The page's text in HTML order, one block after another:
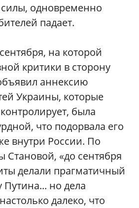
одновременно
падает.
на которой
критики в сторону
аннексию
Украины, которые
была
что подорвала его
внутри России. По
Становой, «до сентября
делали прагматичный
Путина... но дела
далеко, что